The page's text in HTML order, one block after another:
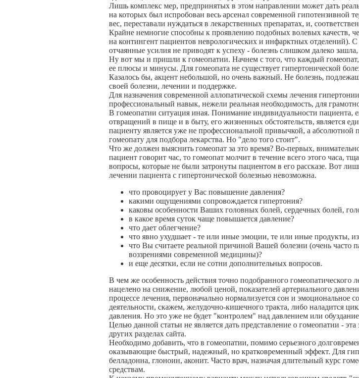
Лишь комплекс мер, предпринятых в этом направлении может дать
на которых был испробован весь арсенал современной гипотензивной
вес, переставали нуждаться в лекарственных препаратах, и,
Крайне немногие способны к проявлению подобных волевых качеств,
на контингент пациентов неврологических и инфарктных отделений).
отчаянные усилия не приводят к успеху - болезнь слишком далеко
Ну вот мы и пришли к гомеопатии. Начнем с того, что каждый
ее плюсы и минусы. Для гомеопата не существует гипертонической
Казалось бы, акцент небольшой, но очень важный. Не болезнь,
своей болезни, лечении и поддержке.
Для назначения современной аллопатической схемы лечения
профессиональный навык, нежели реальная необходимость, для
В гомеопатии ситуация иная. Понимание индивидуальности пациента,
отвращений в пище и в быту, его жизненных обстоятельств, является
пациенту является уже не профессиональной привычкой, а
гомеопату для подбора лекарства. Но "дело того стоит".
Что же должен выяснить гомеопат за это время? Во-первых,
пациент говорит час, то гомеопат молчит в течение всего этого часа,
вопросы, которые не были затронуты пациентом в его рассказе. Вот
лечении пациента с гипертонической болезнью невозможна.
что провоцирует у Вас повышение давления?
какими ощущениями сопровождается гипертония?
каковы особенности Ваших головных болей, сердечных болей,
в какое время суток чаще повышается давление?
что дает облегчение?
что явно ухудшает - те или иные эмоции, те или иные продукты,
что Вы считаете реальной причиной Вашей болезни (очень часто
воззрениями современной медицины)?
и еще десятки, если не сотни дополнительных вопросов.
В чем же особенность действия точно подобранного гомеопатического
нацелено на снижение, любой ценой, показателей артериального
процессе лечения, первоначально нормализуется сон и эмоциональное
деятельности, скажем, желудочно-кишечного тракта, либо наладится
давления. Но это уже не будет "контролем" над давлением или
Целью данной статьи не является дать представление о гомеопатии -
других разделах сайта.
Необходимо добавить, что в гомеопатии, помимо серьезного
оказывающие быстрый, надежный, но кратковременный эффект. Для
белладонна, глоноин, аконит. Часто врач, назначая длительный курс
средствам.